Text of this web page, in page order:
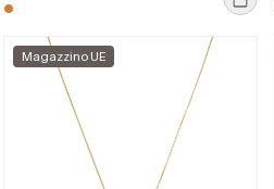
Magazzino UE